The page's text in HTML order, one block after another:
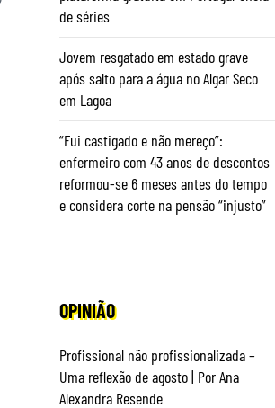
de séries
Jovem resgatado em estado grave
após salto para a água no Algar Seco
em Lagoa
“Fui castigado e não mereço”:
enfermeiro com 43 anos de descontos
reformou-se 6 meses antes do tempo
e considera corte na pensão “injusto”
OPINIÃO
Profissional não profissionalizada –
Uma reflexão de agosto | Por Ana
Alexandra Resende